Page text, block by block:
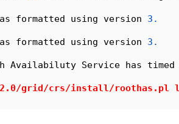
formatted using version 3.
formatted using version 3.
Availabiluty Service has
2. 0/grid/crs/install/roothas.pl